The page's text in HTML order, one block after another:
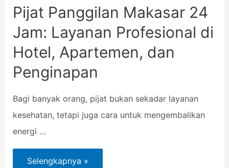
Pijat Panggilan Makasar 24
Jam: Layanan Profesional di
Hotel, Apartemen, dan
Penginapan
Bagi banyak orang, pijat bukan sekadar layanan
kesehatan, tetapi juga cara untuk mengembalikan
energi …
Selengkapnya »